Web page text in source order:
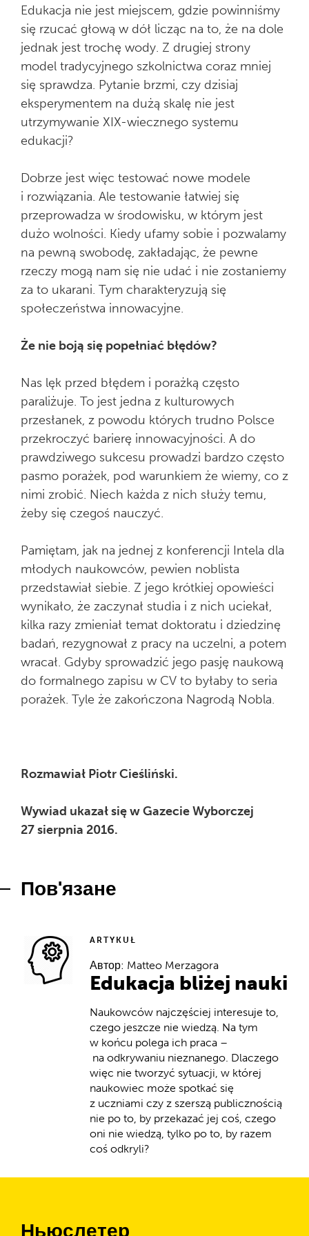
Edukacja nie jest miejscem, gdzie powinniśmy
się rzucać głową w dół licząc na to, że na dole
jednak jest trochę wody. Z drugiej strony
model tradycyjnego szkolnictwa coraz mniej
się sprawdza. Pytanie brzmi, czy dzisiaj
eksperymentem na dużą skalę nie jest
utrzymywanie XIX-wiecznego systemu
edukacji?
Dobrze jest więc testować nowe modele
i rozwiązania. Ale testowanie łatwiej się
przeprowadza w środowisku, w którym jest
dużo wolności. Kiedy ufamy sobie i pozwalamy
na pewną swobodę, zakładając, że pewne
rzeczy mogą nam się nie udać i nie zostaniemy
za to ukarani. Tym charakteryzują się
społeczeństwa innowacyjne.
Że nie boją się popełniać błędów?
Nas lęk przed błędem i porażką często
paraliżuje. To jest jedna z kulturowych
przesłanek, z powodu których trudno Polsce
przekroczyć barierę innowacyjności. A do
prawdziwego sukcesu prowadzi bardzo często
pasmo porażek, pod warunkiem że wiemy, co z
nimi zrobić. Niech każda z nich służy temu,
żeby się czegoś nauczyć.
Pamiętam, jak na jednej z konferencji Intela dla
młodych naukowców, pewien noblista
przedstawiał siebie. Z jego krótkiej opowieści
wynikało, że zaczynał studia i z nich uciekał,
kilka razy zmieniał temat doktoratu i dziedzinę
badań, rezygnował z pracy na uczelni, a potem
wracał. Gdyby sprowadzić jego pasję naukową
do formalnego zapisu w CV to byłaby to seria
porażek. Tyle że zakończona Nagrodą Nobla.
Rozmawiał Piotr Cieśliński.
Wywiad ukazał się w Gazecie Wyborczej
27 sierpnia 2016.
Пов'язане
ARTYKUŁ
Автор: Matteo Merzagora
Edukacja bliżej nauki
Naukowców najczęściej interesuje to,
czego jeszcze nie wiedzą. Na tym
w końcu polega ich praca –
na odkrywaniu nieznanego. Dlaczego
więc nie tworzyć sytuacji, w której
naukowiec może spotkać się
z uczniami czy z szerszą publicznością
nie po to, by przekazać jej coś, czego
oni nie wiedzą, tylko po to, by razem
coś odkryli?
Ньюслетер